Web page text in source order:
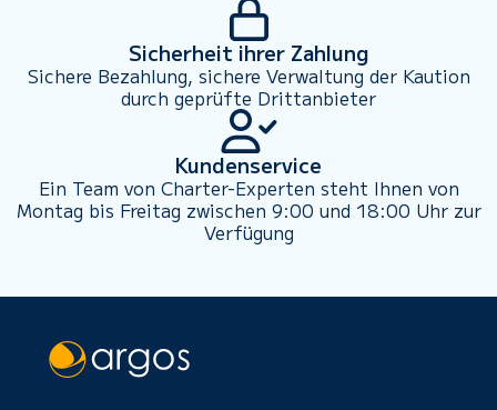
Sicherheit ihrer Zahlung
Sichere Bezahlung, sichere Verwaltung der Kaution
durch geprüfte Drittanbieter
Kundenservice
Ein Team von Charter-Experten steht Ihnen von
Montag bis Freitag zwischen 9:00 und 18:00 Uhr zur
Verfügung